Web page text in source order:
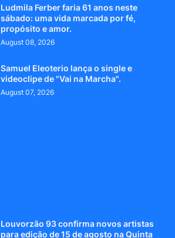
Ludmila Ferber faria 61 anos neste
sábado: uma vida marcada por fé,
propósito e amor.
August 08, 2026
Samuel Eleoterio lança o single e
videoclipe de "Vai na Marcha".
August 07, 2026
Louvorzão 93 confirma novos artistas
para edição de 15 de agosto na Quinta